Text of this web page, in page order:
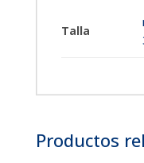
Talla
Productos